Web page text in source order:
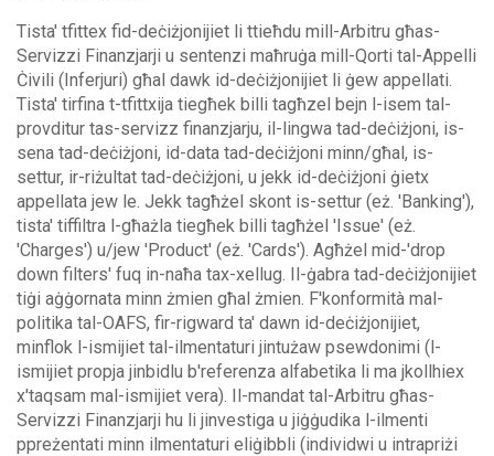
Tista' tfittex fid-deċiżjonijiet li ttieħdu mill-Arbitru għas-
Servizzi Finanzjarji u sentenzi maħruġa mill-Qorti tal-Appelli
Ċivili (Inferjuri) għal dawk id-deċiżjonijiet li ġew appellati.
Tista' tirfina t-tfittxija tiegħek billi tagħzel bejn l-isem tal-
provditur tas-servizz finanzjarju, il-lingwa tad-deċiżjoni, is-
sena tad-deċiżjoni, id-data tad-deċiżjoni minn/għal, is-
settur, ir-riżultat tad-deċiżjoni, u jekk id-deċiżjoni ġietx
appellata jew le. Jekk tagħżel skont is-settur (eż. 'Banking'),
tista' tiffiltra l-għażla tiegħek billi tagħżel 'Issue' (eż.
'Charges') u/jew 'Product' (eż. 'Cards'). Agħżel mid-'drop
down filters' fuq in-naħa tax-xellug. Il-ġabra tad-deċiżjonijiet
tiġi aġġornata minn żmien għal żmien. F'konformità mal-
politika tal-OAFS, fir-rigward ta' dawn id-deċiżjonijiet,
minflok l-ismijiet tal-ilmentaturi jintużaw psewdonimi (l-
ismijiet propja jinbidlu b'referenza alfabetika li ma jkollhiex
x'taqsam mal-ismijiet vera). Il-mandat tal-Arbitru għas-
Servizzi Finanzjarji hu li jinvestiga u jiġġudika l-ilmenti
ppreżentati minn ilmentaturi eliġibbli (individwi u intrapriżi